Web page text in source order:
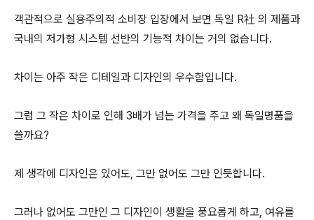
객관적으로 실용주의적 소비장 입장에서 보면 독일 R社 의 제품과
국내의 저가형 시스템 선반의 기능적 차이는 거의 없습니다.
차이는 아주 작은 디테일과 디자인의 우수함입니다.
그럼 그 작은 차이로 인해 3배가 넘는 가격을 주고 왜 독일명품을
쓸까요?
제 생각에 디자인은 있어도, 그만 없어도 그만 인듯합니다.
그러나 없어도 그만인 그 디자인이 생활을 풍요롭게 하고, 여유를